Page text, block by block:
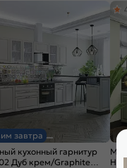
Шкаф
Прямые
Шкаф
Vivat
завтра
кухонный гарнитур
Дуб крем/Graphite